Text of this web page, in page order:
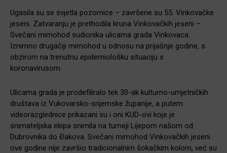
Ugasila su se svjetla pozornice – završene su 55. Vinkovačke
jeseni. Zatvaranju je prethodila kruna Vinkovačkih jeseni –
Svečani mimohod sudionika ulicama grada Vinkovaca.
Iznimno drugačiji mimohod u odnosu na prijašnje godine, s
obzirom na trenutnu epidemiološku situaciju s
koronavirusom.
Ulicama grada je prodefiliralo tek 30-ak kulturno-umjetničkih
društava iz Vukovarsko-srijemske županije, a putem
videorazglednice prikazani su i oni KUD-ovi koje je
snimateljska ekipa snimila na turneji Lijepom našom od
Dubrovnika do Đakova. Svečani mimohod Vinkovačkih jeseni
ove godine nije završio tradicionalnim šokačkim kolom, već su